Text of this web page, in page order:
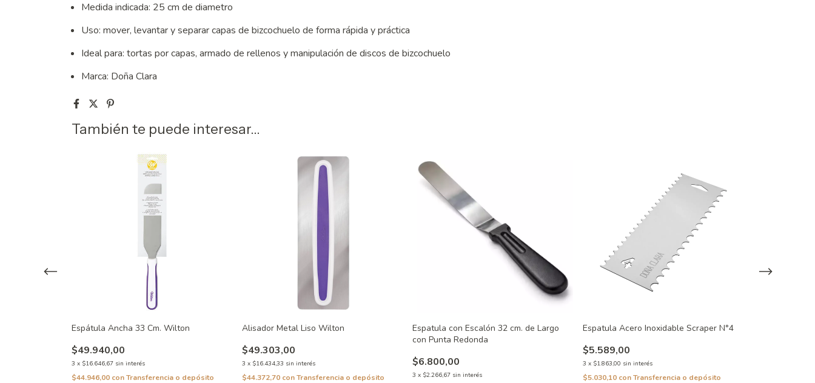
Medida indicada: 25 cm de diametro
Uso: mover, levantar y separar capas de bizcochuelo de forma rápida y práctica
Ideal para: tortas por capas, armado de rellenos y manipulación de discos de bizcochuelo
Marca: Doña Clara
También te puede interesar...
Espátula Ancha 33 Cm. Wilton
$49.940,00
3 x $16.646,67 sin interés
$44.946,00 conTransferencia o depósito
Alisador Metal Liso Wilton
$49.303,00
3 x $16.434,33 sin interés
$44.372,70 conTransferencia o depósito
Espatula con Escalón 32 cm. de Largo
con Punta Redonda
$6.800,00
3 x $2.266,67 sin interés
Espatula Acero Inoxidable Scraper N°4
$5.589,00
3 x $1.863,00 sin interés
$5.030,10 conTransferencia o depósito